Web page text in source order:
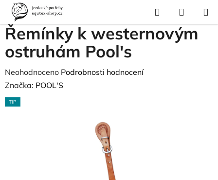
Přejít
obsah
Hledat
KOŠÍK
Domů
Pro jezdce
Řemínky k westernovým
ostruhám Pool's
Průměrné
hodnocení
produktu
Neohodnoceno Podrobnosti hodnocení
Značka: POOL'S
TIP